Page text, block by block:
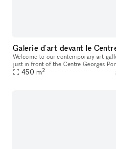
Galerie d'art devant le
Welcome to our contemporary art
just in front of the Centre Georges
versatile and modern space, perfect
450 m2